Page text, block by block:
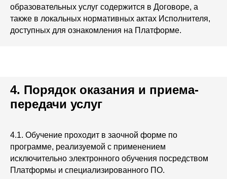
образовательных услуг содержится в Договоре, а
также в локальных нормативных актах Исполнителя,
доступных для ознакомления на Платформе.
4. Порядок оказания и приема-
передачи услуг
4.1. Обучение проходит в заочной форме по
программе, реализуемой с применением
исключительно электронного обучения посредством
Платформы и специализированного ПО.